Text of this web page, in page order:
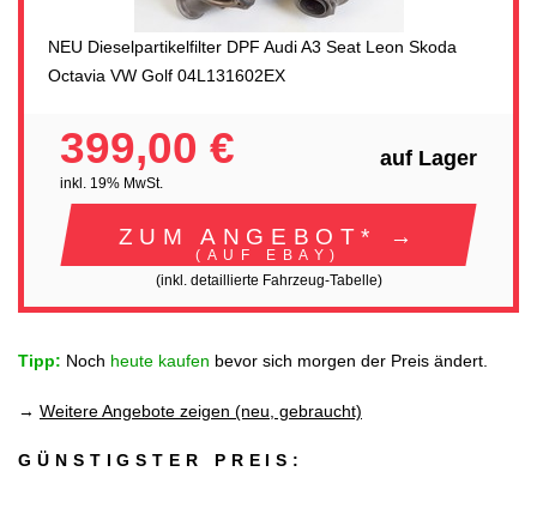
NEU Dieselpartikelfilter DPF Audi A3 Seat Leon Skoda
Octavia VW Golf 04L131602EX
399,00 €
inkl. 19% MwSt.
auf Lager
ZUM ANGEBOT* →
(AUF EBAY)
(inkl. detaillierte Fahrzeug-Tabelle)
Tipp: Noch heute kaufen bevor sich morgen der Preis ändert.
→ Weitere Angebote zeigen (neu, gebraucht)
GÜNSTIGSTER PREIS: